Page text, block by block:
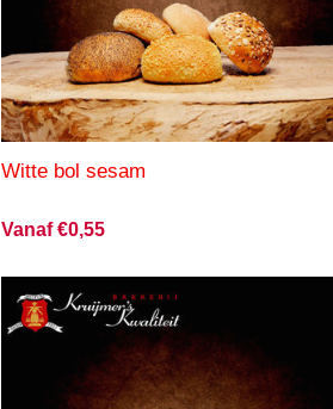
Witte bol sesam
Vanaf €0,55